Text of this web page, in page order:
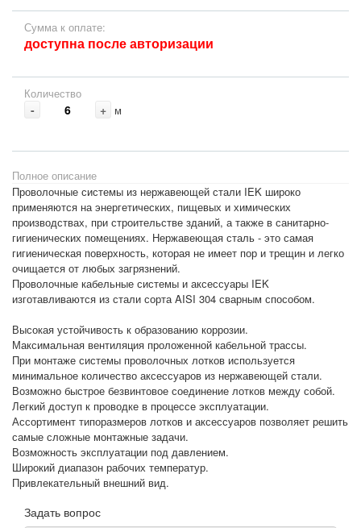
Сумма к оплате:
доступна после авторизации
Количество
- + м
Полное описание
Проволочные системы из нержавеющей стали IEK широко
применяются на энергетических, пищевых и химических
производствах, при строительстве зданий, а также в санитарно-
гигиенических помещениях. Нержавеющая сталь - это самая
гигиеническая поверхность, которая не имеет пор и трещин и легко
очищается от любых загрязнений.
Проволочные кабельные системы и аксессуары IEK
изготавливаются из стали сорта AISI 304 сварным способом.
Высокая устойчивость к образованию коррозии.
Максимальная вентиляция проложенной кабельной трассы.
При монтаже системы проволочных лотков используется
минимальное количество аксессуаров из нержавеющей стали.
Возможно быстрое безвинтовое соединение лотков между собой.
Легкий доступ к проводке в процессе эксплуатации.
Ассортимент типоразмеров лотков и аксессуаров позволяет решить
самые сложные монтажные задачи.
Возможность эксплуатации под давлением.
Широкий диапазон рабочих температур.
Привлекательный внешний вид.
Задать вопрос